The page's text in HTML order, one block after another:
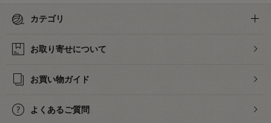
カテゴリ
お取り寄せについて
お買い物ガイド
よくあるご質問